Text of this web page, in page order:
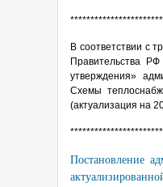
В соответствии с
Правительства
утверждения»
Схемы
(актуализация на
Постановление